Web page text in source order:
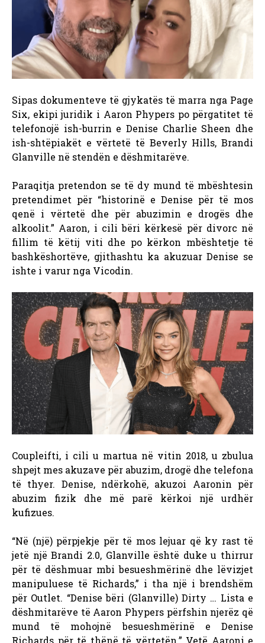
Sipas dokumenteve të gjykatës të marra nga Page
Six, ekipi juridik i Aaron Phypers po përgatitet të
telefonojë ish-burrin e Denise Charlie Sheen dhe
ish-shtëpiakët e vërtetë të Beverly Hills, Brandi
Glanville në stendën e dëshmitarëve.
Paraqitja pretendon se të dy mund të mbështesin
pretendimet për “historinë e Denise për të mos
qenë i vërtetë dhe për abuzimin e drogës dhe
alkoolit.” Aaron, i cili bëri kërkesë për divorc në
fillim të këtij viti dhe po kërkon mbështetje të
bashkëshortëve, gjithashtu ka akuzuar Denise se
ishte i varur nga Vicodin.
Coupleifti, i cili u martua në vitin 2018, u zbulua
shpejt mes akuzave për abuzim, drogë dhe telefona
të thyer. Denise, ndërkohë, akuzoi Aaronin për
abuzim fizik dhe më parë kërkoi një urdhër
kufizues.
“Në (një) përpjekje për të mos lejuar që ky rast të
jetë një Brandi 2.0, Glanville është duke u thirrur
për të dëshmuar mbi besueshmërinë dhe lëvizjet
manipuluese të Richards,” i tha një i brendshëm
për Outlet. “Denise bëri (Glanville) Dirty … Lista e
dëshmitarëve të Aaron Phypers përfshin njerëz që
mund të mohojnë besueshmërinë e Denise